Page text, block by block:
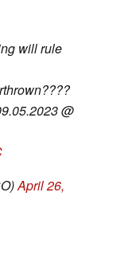
will rule
@
April 26,